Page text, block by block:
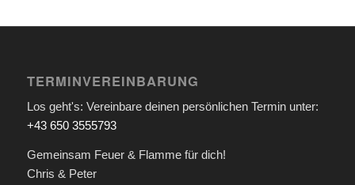
TERMINVEREINBARUNG
Los geht's: Vereinbare deinen persönlichen Termin unter:
+43 650 3555793
Gemeinsam Feuer & Flamme für dich!
Chris & Peter